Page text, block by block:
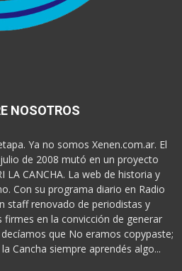
NOSOTROS
Ya no somos Xenen.com.ar. El
de 2008 mutó en un proyecto
LA CANCHA. La web de historia y
Con su programa diario en Radio
staff renovado de periodistas y
firmes en la convicción de generar
que No eramos copypaste;
Cancha siempre aprendés algo...